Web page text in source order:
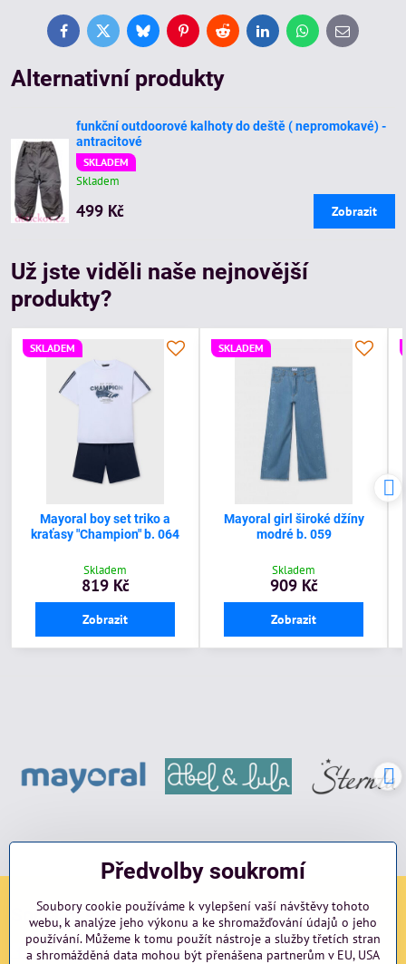
FacebookTwitterBlueskyPinterestReddit LinkedInWhatsApp
E-
mail
Alternativní produkty
funkční outdoorové kalhoty do deště ( nepromokavé) -
antracitové
SKLADEM
Skladem
499 Kč Zobrazit
Už jste viděli naše nejnovější
produkty?
SKLADEM
Mayoral boy set triko a
kraťasy "Champion" b. 064
Skladem
819 Kč
Zobrazit
SKLADEM
Mayoral girl široké džíny
modré b. 059
Skladem
909 Kč
Zobrazit
Sociální sítě
Facebook Instagram blog
Předvolby soukromí
Soubory cookie používáme k vylepšení vaší návštěvy tohoto
webu, k analýze jeho výkonu a ke shromažďování údajů o jeho
používání. Můžeme k tomu použít nástroje a služby třetích stran
a shromážděná data mohou být přenášena partnerům v EU, USA